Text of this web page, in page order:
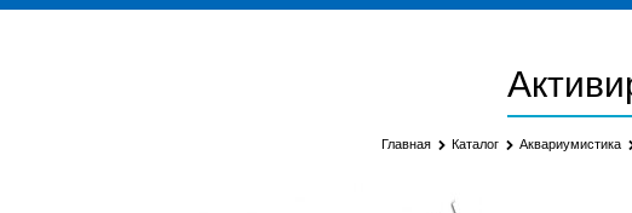
Главная Каталог Аквариумистика